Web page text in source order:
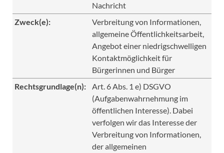
Nachricht
Zweck(e):
Verbreitung von Informationen,
allgemeine Öffentlichkeitsarbeit,
Angebot einer niedrigschwelligen
Kontaktmöglichkeit für
Bürgerinnen und Bürger
Rechtsgrundlage(n):
Art. 6 Abs. 1 e) DSGVO
(Aufgabenwahrnehmung im
öffentlichen Interesse). Dabei
verfolgen wir das Interesse der
Verbreitung von Informationen,
der allgemeinen